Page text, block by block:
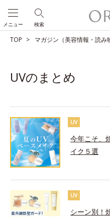
検索
メニュー
TOP マガジン（美容情報・読み
UVのまとめ
UV
今年こそ、
イク５選
UV
シーン別！